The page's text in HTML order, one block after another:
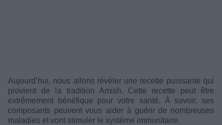
Aujourd’hui, nous allons révéler une recette puissante qui
provient de la tradition Amish. Cette recette peut être
extrêmement bénéfique pour votre santé. À savoir, ses
composants peuvent vous aider à guérir de nombreuses
maladies et vont stimuler le système immunitaire.